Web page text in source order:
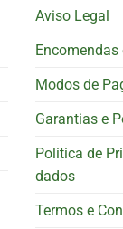
Aviso Legal
Encomendas
Modos de
Garantias e
Politica de
dados
Termos e